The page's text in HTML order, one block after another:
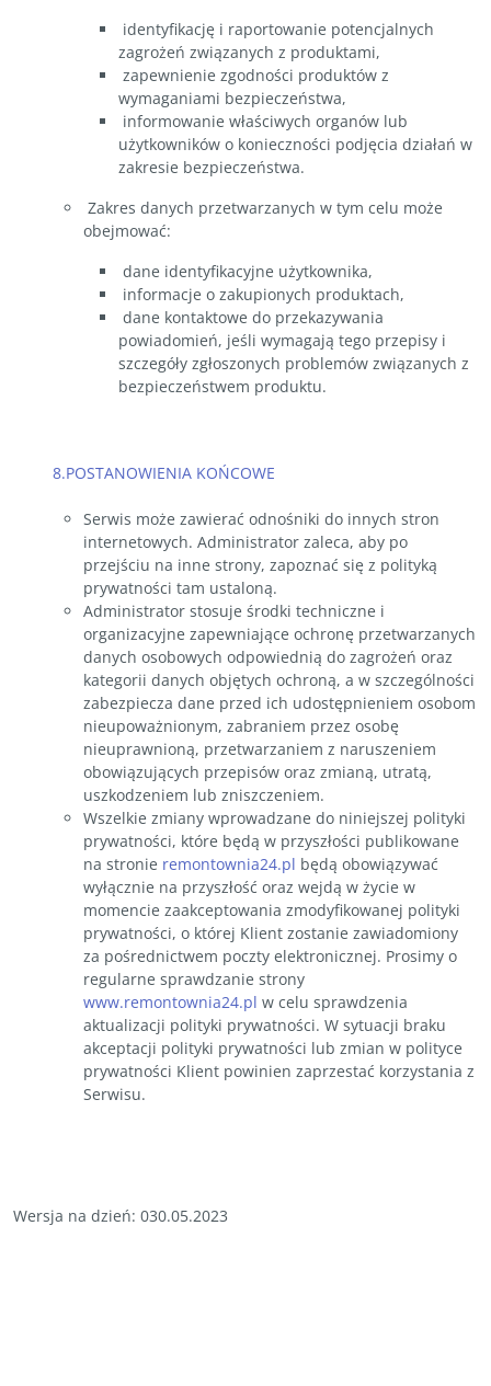
identyfikację i raportowanie potencjalnych
zagrożeń związanych z produktami,
zapewnienie zgodności produktów z
wymaganiami bezpieczeństwa,
informowanie właściwych organów lub
użytkowników o konieczności podjęcia działań w
zakresie bezpieczeństwa.
Zakres danych przetwarzanych w tym celu może
obejmować:
dane identyfikacyjne użytkownika,
informacje o zakupionych produktach,
dane kontaktowe do przekazywania
powiadomień, jeśli wymagają tego przepisy i
szczegóły zgłoszonych problemów związanych z
bezpieczeństwem produktu.
8.POSTANOWIENIA KOŃCOWE
Serwis może zawierać odnośniki do innych stron
internetowych. Administrator zaleca, aby po
przejściu na inne strony, zapoznać się z polityką
prywatności tam ustaloną.
Administrator stosuje środki techniczne i
organizacyjne zapewniające ochronę przetwarzanych
danych osobowych odpowiednią do zagrożeń oraz
kategorii danych objętych ochroną, a w szczególności
zabezpiecza dane przed ich udostępnieniem osobom
nieupoważnionym, zabraniem przez osobę
nieuprawnioną, przetwarzaniem z naruszeniem
obowiązujących przepisów oraz zmianą, utratą,
uszkodzeniem lub zniszczeniem.
Wszelkie zmiany wprowadzane do niniejszej polityki
prywatności, które będą w przyszłości publikowane
na stronie remontownia24.pl będą obowiązywać
wyłącznie na przyszłość oraz wejdą w życie w
momencie zaakceptowania zmodyfikowanej polityki
prywatności, o której Klient zostanie zawiadomiony
za pośrednictwem poczty elektronicznej. Prosimy o
regularne sprawdzanie strony
www.remontownia24.pl w celu sprawdzenia
aktualizacji polityki prywatności. W sytuacji braku
akceptacji polityki prywatności lub zmian w polityce
prywatności Klient powinien zaprzestać korzystania z
Serwisu.
Wersja na dzień: 030.05.2023